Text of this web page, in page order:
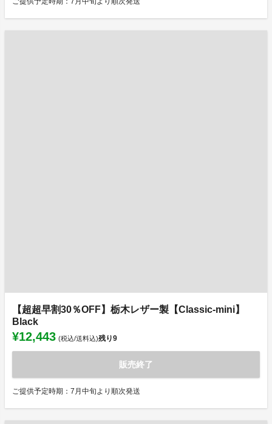
【超超早割30％OFF】栃木レザー製【Classic-mini】
Black
¥12,443 (税込/送料込)残り9
販売終了
ご提供予定時期：7月中旬より順次発送